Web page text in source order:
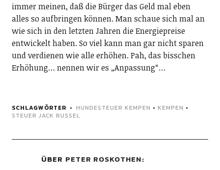
immer meinen, daß die Bürger das Geld mal eben
alles so aufbringen können. Man schaue sich mal an
wie sich in den letzten Jahren die Energiepreise
entwickelt haben. So viel kann man gar nicht sparen
und verdienen wie alle erhöhen. Pah, das bisschen
Erhöhung… nennen wir es „Anpassung“…
SCHLAGWÖRTER HUNDESTEUER KEMPEN • KEMPEN •
STEUER JACK RUSSEL
ÜBER PETER ROSKOTHEN